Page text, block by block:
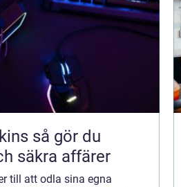
du
säkra affärer
till att odla sina egna